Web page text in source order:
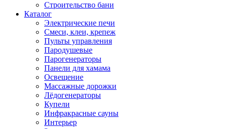
Строительство бани
Каталог
Электрические печи
Смеси, клеи, крепеж
Пульты управления
Пародушевые
Парогенераторы
Панели для хамама
Освещение
Массажные дорожки
Лёдогенераторы
Купели
Инфракрасные сауны
Интерьер